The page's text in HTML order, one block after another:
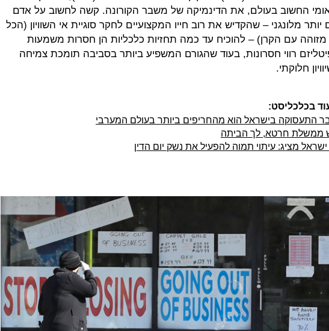
החשוב בעולם, את הדינמיקה של משבר הקורונה. קשה לחשוב על אדם
מלונגני – שהקדיש את רוב חייו המקצועיים לחקר סוגיית אי השוויון (הכל
עם הקרן) – להוכיח עד כמה תחזיות כלכליות הן חסרות משמעות
רווי חסרונות, בעוד שהגורם המשפיע ביותר בסביבה תומכת צמיחה
חלוקתי.
בכלכליסט:
התעסוקה בישראל הוא מהחריפים ביותר בעולם המערבי
ממשלת חרטא, לך הביתה
מציג: עיתוי תמוה להפעיל את נשק יום הדין